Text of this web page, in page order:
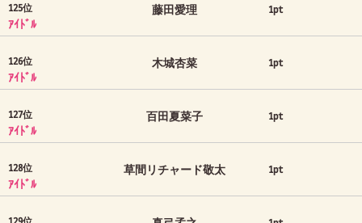
125位
ｱｲﾄﾞﾙ
藤田愛理 1pt
126位
ｱｲﾄﾞﾙ
木城杏菜 1pt
127位
ｱｲﾄﾞﾙ
百田夏菜子 1pt
128位
ｱｲﾄﾞﾙ
草間リチャード敬太 1pt